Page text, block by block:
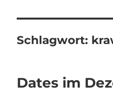
Schlagwort:
Dates im